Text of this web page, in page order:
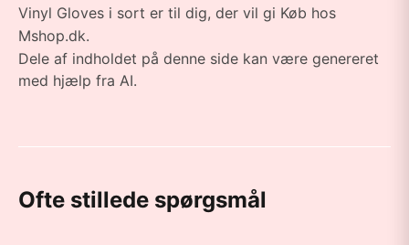
Vinyl Gloves i sort er til dig, der vil gi Køb hos
Mshop.dk.
Dele af indholdet på denne side kan være genereret
med hjælp fra AI.
Ofte stillede spørgsmål